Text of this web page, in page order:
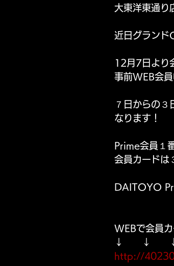
大東洋東通
近日グランド
12月7日より
事前WEB会員
７日からの３
なります！
Prime会員１
会員カードは
DAITOYO
WEBで会員
↓　　↓　　
http://